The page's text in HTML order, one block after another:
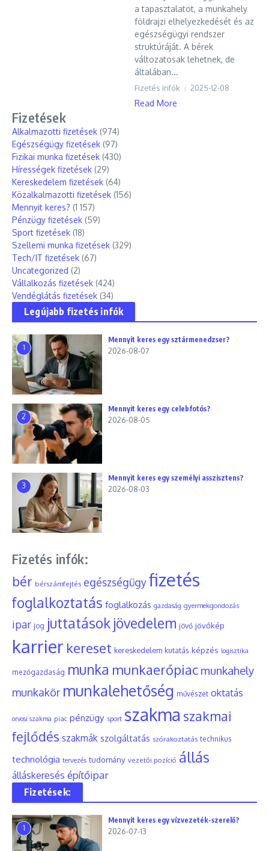
a tapasztalatot, a munkahely
földrajzi elhelyezkedését és az
egészségügyi rendszer
struktúráját. A bérek
változatosak lehetnek, de
általában...
Fizetés Infók 2025-12-08
Read More
Fizetések
Alkalmazotti fizetések (974)
Egészségügy fizetések (97)
Fizikai munka fizetések (430)
Hírességek fizetések (29)
Kereskedelem fizetések (64)
Közalkalmazotti fizetések (156)
Mennyit keres? (1 157)
Pénzügy fizetések (59)
Sport fizetések (18)
Szellemi munka fizetések (329)
Tech/IT fizetések (67)
Uncategorized (2)
Vállalkozás fizetések (424)
Vendéglátás fizetések (34)
Legújabb fizetés infók
1
Mennyit keres egy sztármenedzser?
2026-08-07
2
Mennyit keres egy celebfotós?
2026-08-05
3
Mennyit keres egy személyi asszisztens?
2026-08-03
Fizetés infók:
bér bérszámfejtés egészségügyfizetés
foglalkoztatás foglalkozás gazdaság gyermekgondozás
ipar jog juttatások jövedelem jövő jövőkép
karrier kereset kereskedelem kutatás képzés logisztika
mezőgazdaság munka munkaerőpiac munkahely
munkakör munkalehetőség művészet oktatás
orvosi szakma piac pénzügy sport szakma szakmai
fejlődés szakmák szolgáltatás szórakoztatás technikus
technológia tervezés tudomány vezetői pozíció állás
álláskeresés építőipar
Fizetések:
1
Mennyit keres egy vízvezeték-szerelő?
2026-07-13